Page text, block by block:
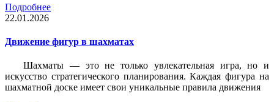
Подробнее
22.01.2026
Движение фигур в шахматах
Шахматы — это не только увлекательная игра, но и
искусство стратегического планирования. Каждая фигура на
шахматной доске имеет свои уникальные правила движения